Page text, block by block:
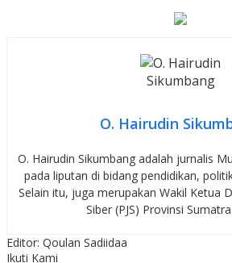
O. Hairudin
O. Hairudin Sikumbang adalah jurnalis
pada liputan di bidang pendidikan,
Selain itu, juga merupakan Wakil Ketua
Siber (PJS) Provinsi
Editor: Qoulan Sadiidaa
Ikuti Kami